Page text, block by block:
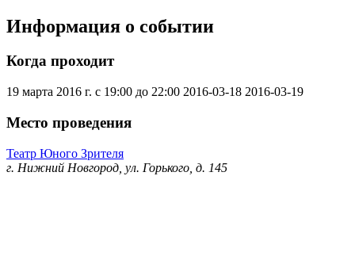
Информация о событии
Когда проходит
19 марта 2016 г. с 19:00 до 22:00 2016-03-18 2016-03-19
Место проведения
Театр Юного Зрителя
г. Нижний Новгород, ул. Горького, д. 145